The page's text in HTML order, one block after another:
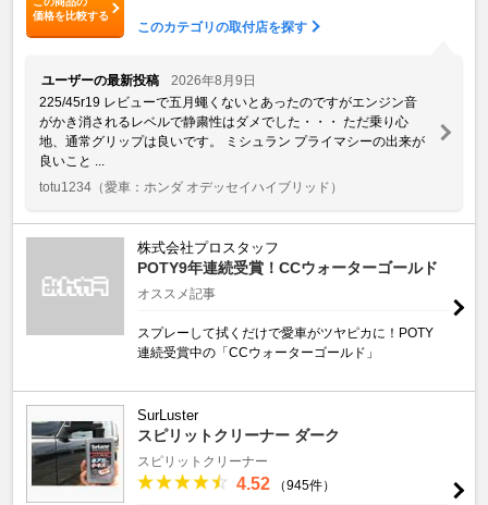
価格を比較する
このカテゴリの取付店を探す
ユーザーの最新投稿
2026年8月9日
225/45r19 レビューで五月蠅くないとあったのですがエンジン音
がかき消されるレベルで静粛性はダメでした・・・ ただ乗り心
地、通常グリップは良いです。 ミシュラン プライマシーの出来が
良いこと ...
totu1234 （愛車：ホンダ オデッセイハイブリッド）
株式会社プロスタッフ
POTY9年連続受賞！CCウォーターゴールド
オススメ記事
スプレーして拭くだけで愛車がツヤピカに！POTY
連続受賞中の「CCウォーターゴールド」
SurLuster
スピリットクリーナー ダーク
スピリットクリーナー
4.52 （945件）